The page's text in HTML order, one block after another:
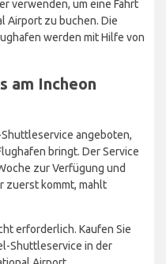
verwenden, um eine Fahrt
Airport zu buchen. Die
werden mit Hilfe von
am Incheon
Shuttleservice angeboten,
bringt. Der Service
zur Verfügung und
zuerst kommt, mahlt
erforderlich. Kaufen Sie
Shuttleservice in der